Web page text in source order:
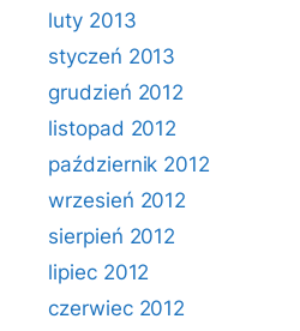
luty 2013
styczeń 2013
grudzień 2012
listopad 2012
październik 2012
wrzesień 2012
sierpień 2012
lipiec 2012
czerwiec 2012